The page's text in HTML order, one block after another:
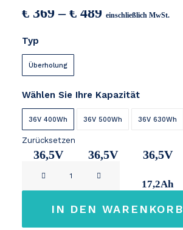
€ 369 –€ 489Preisspanne:
einschließlich MwSt.
Typ
Überholung
Wählen Sie Ihre Kapazität
36V 400Wh
36,5V
36V 500Wh
36,5V
36V 630Wh
36,5V
17,2Ah
Zurücksetzen
IN DEN WARENKORB